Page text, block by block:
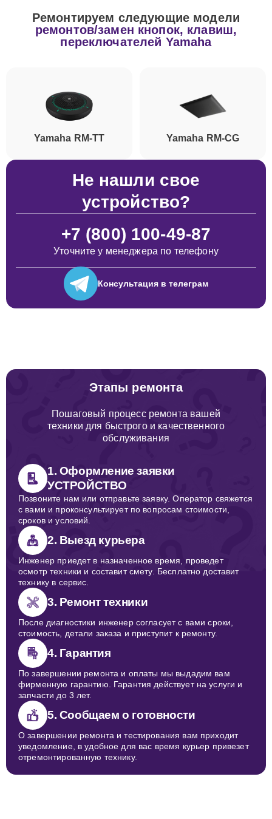
Ремонтируем следующие модели
ремонтов/замен кнопок, клавиш,
переключателей Yamaha
Yamaha RM-TT Yamaha RM-CG
Не нашли свое
устройство?
+7 (800) 100-49-87
Уточните у менеджера по телефону
Консультация в телеграм
Этапы ремонта
Пошаговый процесс ремонта вашей
техники для быстрого и качественного
обслуживания
1. Оформление заявки
УСТРОЙСТВО
Позвоните нам или отправьте заявку. Оператор свяжется
с вами и проконсультирует по вопросам стоимости,
сроков и условий.
2. Выезд курьера
Инженер приедет в назначенное время, проведет
осмотр техники и составит смету. Бесплатно доставит
технику в сервис.
3. Ремонт техники
После диагностики инженер согласует с вами сроки,
стоимость, детали заказа и приступит к ремонту.
4. Гарантия
По завершении ремонта и оплаты мы выдадим вам
фирменную гарантию. Гарантия действует на услуги и
запчасти до 3 лет.
5. Сообщаем о готовности
О завершении ремонта и тестирования вам приходит
уведомление, в удобное для вас время курьер привезет
отремонтированную технику.